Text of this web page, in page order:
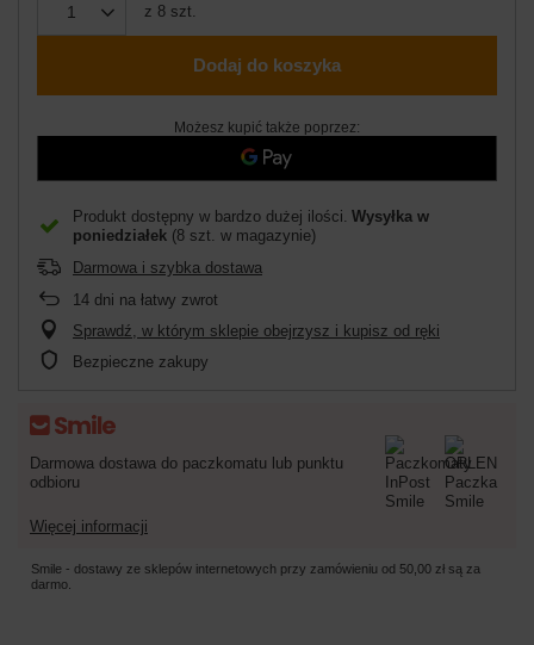
z 8 szt.
Dodaj do koszyka
Możesz kupić także poprzez:
Produkt dostępny w bardzo dużej ilości Wysyłka w
poniedziałek (8 szt. w magazynie)
Darmowa i szybka dostawa
14 dni na łatwy zwrot
Sprawdź, w którym sklepie obejrzysz i kupisz od ręki
Bezpieczne zakupy
Darmowa dostawa do paczkomatu lub punktu
odbioru
Więcej informacji
Smile - dostawy ze sklepów internetowych przy zamówieniu od 50,00 zł są za
darmo.